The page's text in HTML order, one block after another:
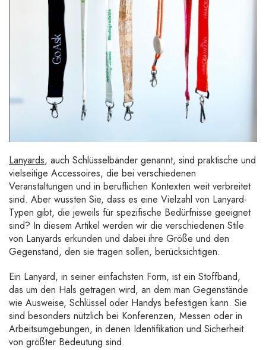
Lanyards, auch Schlüsselbänder genannt, sind praktische und
vielseitige Accessoires, die bei verschiedenen
Veranstaltungen und in beruflichen Kontexten weit verbreitet
sind. Aber wussten Sie, dass es eine Vielzahl von Lanyard-
Typen gibt, die jeweils für spezifische Bedürfnisse geeignet
sind? In diesem Artikel werden wir die verschiedenen Stile
von Lanyards erkunden und dabei ihre Größe und den
Gegenstand, den sie tragen sollen, berücksichtigen.
Ein Lanyard, in seiner einfachsten Form, ist ein Stoffband,
das um den Hals getragen wird, an dem man Gegenstände
wie Ausweise, Schlüssel oder Handys befestigen kann. Sie
sind besonders nützlich bei Konferenzen, Messen oder in
Arbeitsumgebungen, in denen Identifikation und Sicherheit
von größter Bedeutung sind.